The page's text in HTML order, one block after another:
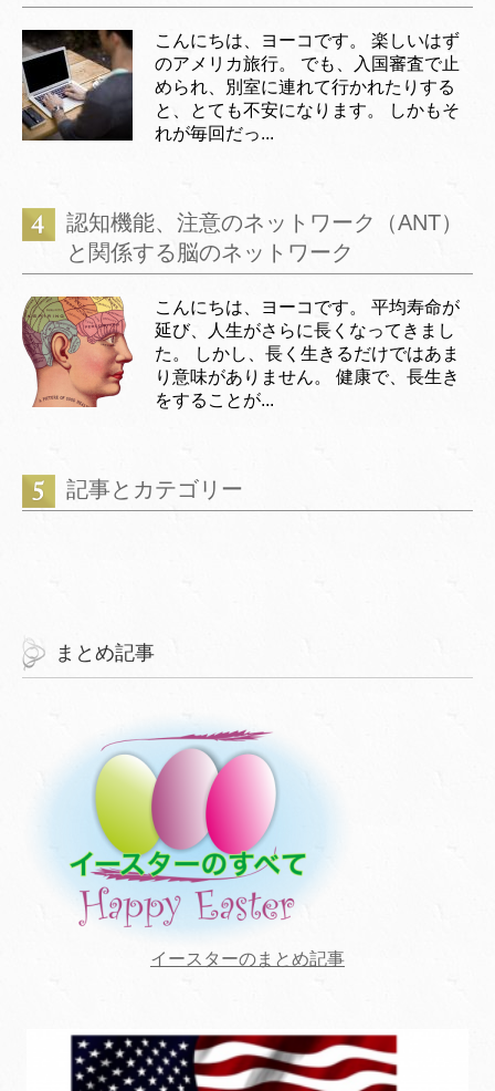
こんにちは、ヨーコです。 楽しいはず
のアメリカ旅行。 でも、入国審査で止
められ、別室に連れて行かれたりする
と、とても不安になります。 しかもそ
れが毎回だっ...
認知機能、注意のネットワーク（ANT）
と関係する脳のネットワーク
こんにちは、ヨーコです。 平均寿命が
延び、人生がさらに長くなってきまし
た。 しかし、長く生きるだけではあま
り意味がありません。 健康で、長生き
をすることが...
記事とカテゴリー
まとめ記事
イースターのまとめ記事